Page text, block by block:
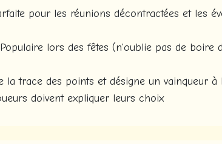
pour les réunions décontractées et les
Populaire lors des fêtes (n'oublie pas de boire
la trace des points et désigne un vainqueur à
doivent expliquer leurs choix